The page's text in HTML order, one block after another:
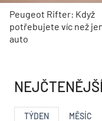
Peugeot Rifter: Když
potřebujete víc než
auto
NEJČTENĚJŠÍ
TÝDEN MĚSÍC